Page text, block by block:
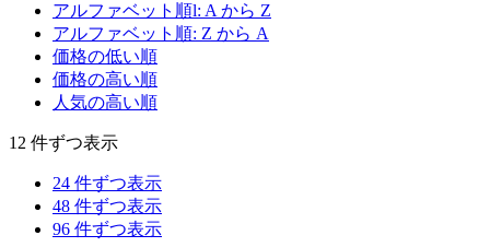
アルファベット順l: A から Z
アルファベット順: Z から A
価格の低い順
価格の高い順
人気の高い順
12 件ずつ表示
24 件ずつ表示
48 件ずつ表示
96 件ずつ表示